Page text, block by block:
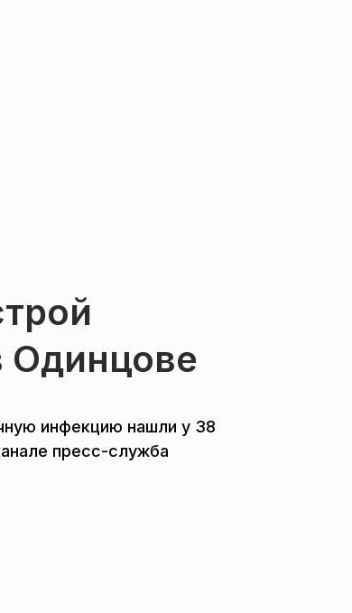
Одинцове
инфекцию нашли у 38
пресс-служба